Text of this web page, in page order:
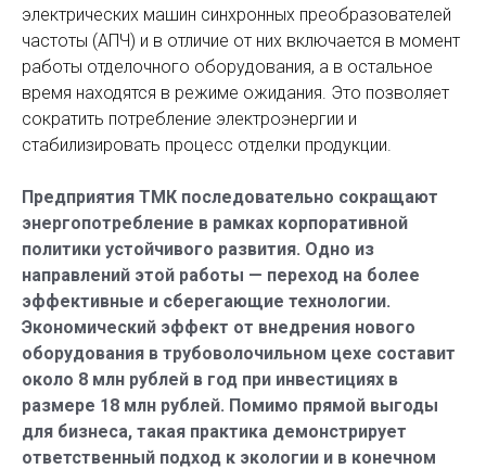
электрических машин синхронных преобразователей
частоты (АПЧ) и в отличие от них включается в момент
работы отделочного оборудования, а в остальное
время находятся в режиме ожидания. Это позволяет
сократить потребление электроэнергии и
стабилизировать процесс отделки продукции.
Предприятия ТМК последовательно сокращают
энергопотребление в рамках корпоративной
политики устойчивого развития. Одно из
направлений этой работы — переход на более
эффективные и сберегающие технологии.
Экономический эффект от внедрения нового
оборудования в трубоволочильном цехе составит
около 8 млн рублей в год при инвестициях в
размере 18 млн рублей. Помимо прямой выгоды
для бизнеса, такая практика демонстрирует
ответственный подход к экологии и в конечном